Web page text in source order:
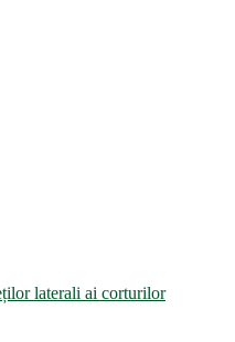
laterali ai corturilor